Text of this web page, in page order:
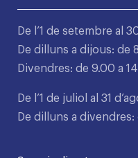
De l’1 de setembre al
De dilluns a dijous: de
Divendres: de 9.00 a
De l’1 de juliol al 31
De dilluns a divendres: